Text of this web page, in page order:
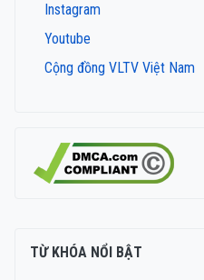
Instagram
Youtube
Cộng đồng VLTV Việt Nam
TỪ KHÓA NỔI BẬT